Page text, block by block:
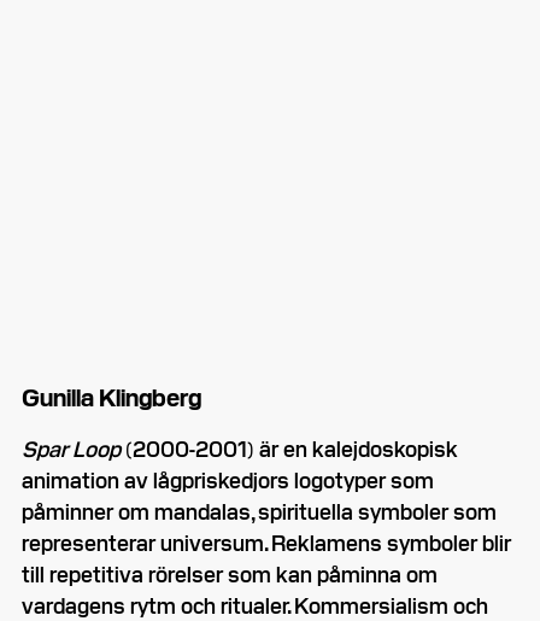
Gunilla Klingberg
Spar Loop(2000-2001) är en kalejdoskopisk
animation av lågpriskedjors logotyper som
påminner om mandalas, spirituella symboler som
representerar universum. Reklamens symboler blir
till repetitiva rörelser som kan påminna om
vardagens rytm och ritualer. Kommersialism och